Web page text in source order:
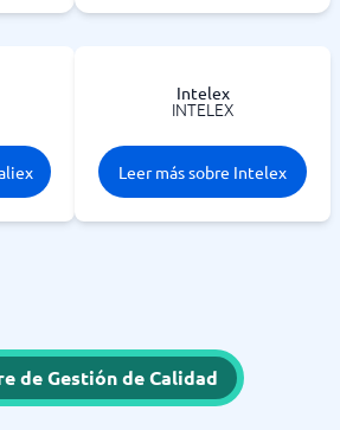
Intelex
INTELEX
Leer más sobre Intelex
de Gestión de Calidad